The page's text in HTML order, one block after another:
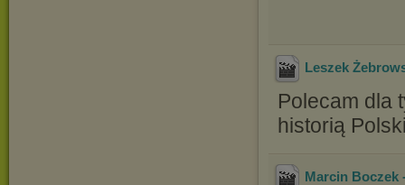
Leszek
Polecam dla
historią
Marcin Boczek